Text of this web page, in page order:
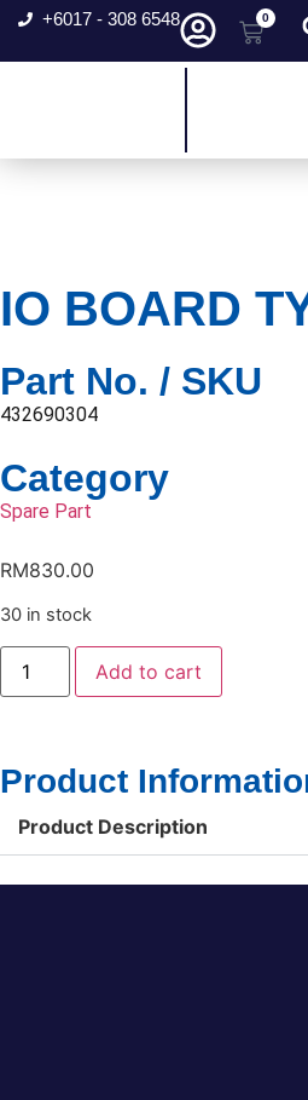
+6017 - 308 6548 0
IO BOARD
Part No. / SKU
432690304
Category
Spare Part
RM830.00
30 in stock
Add to cart
Product
Product Description